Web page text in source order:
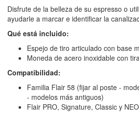
Disfrute de la belleza de su espresso o
ayudarle a marcar e identificar la
Qué está incluido:
Espejo de tiro articulado con base
Moneda de acero inoxidable con
Compatibilidad:
Familia Flair 58 (fijar al poste -
- modelos más antiguos)
Flair PRO, Signature, Classic y